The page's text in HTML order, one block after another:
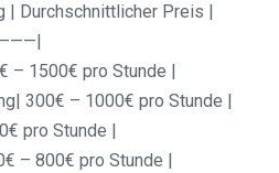
| Durchschnittlicher Preis |
– 1500€ pro Stunde |
300€ – 1000€ pro Stunde |
pro Stunde |
– 800€ pro Stunde |